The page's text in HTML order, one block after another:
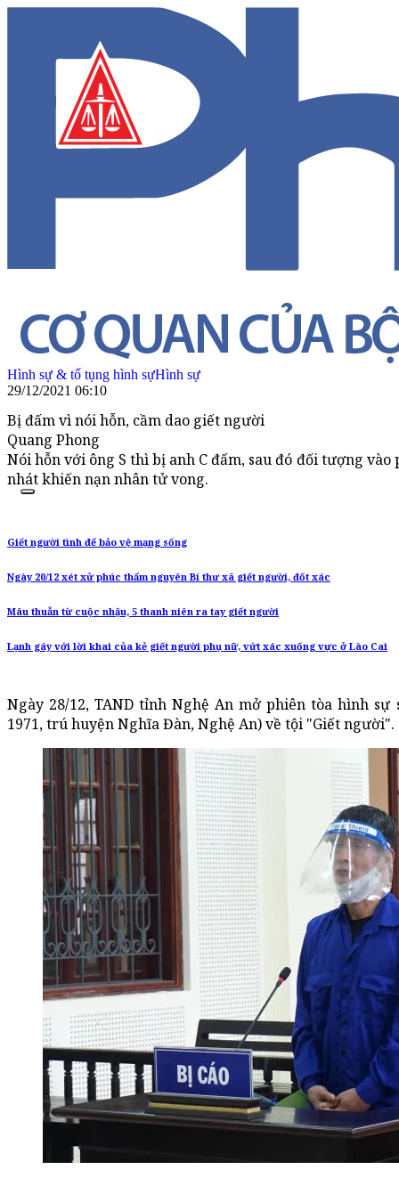
Hình sự & tố tụng hình sựHình sự
29/12/2021 06:10
Bị đấm vì nói hỗn, cầm dao giết người
Quang Phong
Nói hỗn với ông S thì bị anh C đấm, sau đó đối tượng
nhát khiến nạn nhân tử vong.
Giết người tình để bảo vệ mạng sống
Ngày 20/12 xét xử phúc thẩm nguyên Bí thư xã giết người, đốt xác
Mâu thuẫn từ cuộc nhậu, 5 thanh niên ra tay giết người
Lạnh gáy với lời khai của kẻ giết người phụ nữ, vứt xác xuống vực ở Lào Cai
Ngày 28/12, TAND tỉnh Nghệ An mở phiên tòa hình
1971, trú huyện Nghĩa Đàn, Nghệ An) về tội "Giết người".